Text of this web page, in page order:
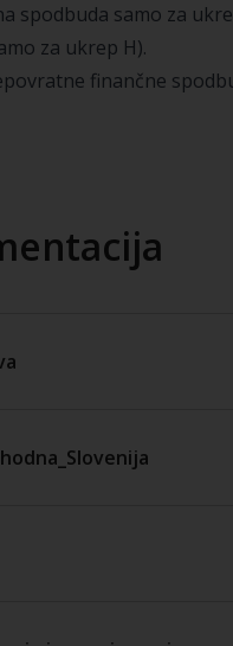
spodbuda samo za
za ukrep H).
finančne